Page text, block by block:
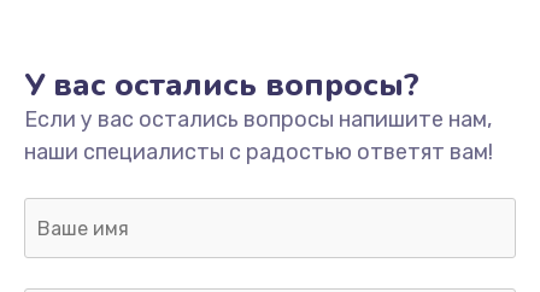
У вас остались вопросы?
Если у вас остались вопросы напишите нам,
наши специалисты с радостью ответят вам!